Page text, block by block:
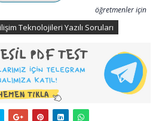
öğretmenler için
Teknolojileri Yazılı Soruları